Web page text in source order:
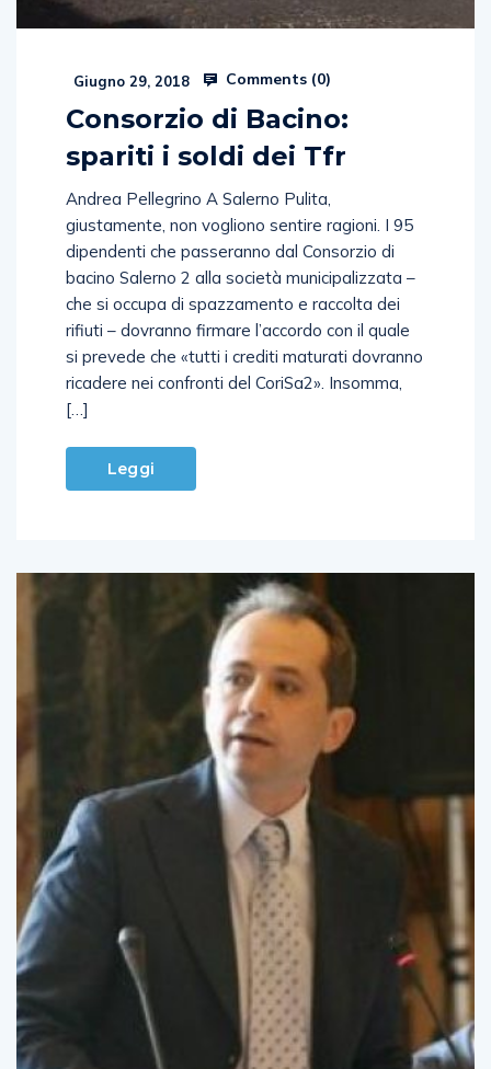
Giugno 29, 2018 Comments (0)
Consorzio di Bacino:
spariti i soldi dei Tfr
Andrea Pellegrino A Salerno Pulita,
giustamente, non vogliono sentire ragioni. I 95
dipendenti che passeranno dal Consorzio di
bacino Salerno 2 alla società municipalizzata –
che si occupa di spazzamento e raccolta dei
rifiuti – dovranno firmare l’accordo con il quale
si prevede che «tutti i crediti maturati dovranno
ricadere nei confronti del CoriSa2». Insomma,
[…]
Leggi